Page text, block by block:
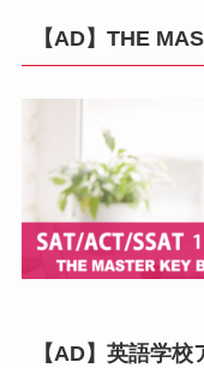
【AD】THE
【AD】英語学校